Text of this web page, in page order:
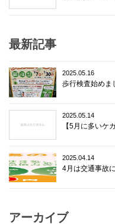
最新記事
2025.05.16
歩行検査始めま
2025.05.14
【5月に多いケ
2025.04.14
4月は交通事故
アーカイブ